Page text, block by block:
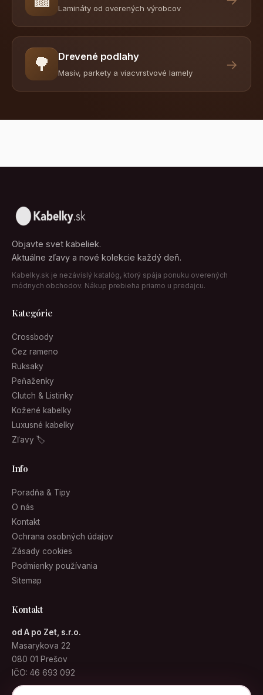
Lamináty od overených výrobcov
🌳 Drevené podlahy
Masív, parkety a viacvrstvové lamely
→
Objavte svet kabeliek.
Aktuálne zľavy a nové kolekcie každý deň.
Kabelky.sk je nezávislý katalóg, ktorý spája ponuku overených
módnych obchodov. Nákup prebieha priamo u predajcu.
Kategórie
Crossbody
Cez rameno
Ruksaky
Peňaženky
Clutch & Listinky
Kožené kabelky
Luxusné kabelky
Zľavy 🏷
Info
Poradňa & Tipy
O nás
Kontakt
Ochrana osobných údajov
Zásady cookies
Podmienky používania
Sitemap
Kontakt
od A po Zet, s.r.o.
Masarykova 22
080 01 Prešov
IČO: 46 693 092